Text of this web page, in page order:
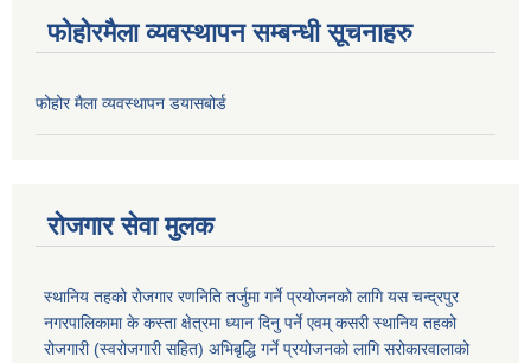
फोहोरमैला व्यवस्थापन सम्बन्धी सूचनाहरु
फोहोर मैला व्यवस्थापन डयासबोर्ड
रोजगार सेवा मुलक
स्थानिय तहको रोजगार रणनिति तर्जुमा गर्ने प्रयोजनको लागि यस चन्द्रपुर
नगरपालिकामा के कस्ता क्षेत्रमा ध्यान दिनु पर्ने एवम् कसरी स्थानिय तहको
रोजगारी (स्वरोजगारी सहित) अभिबृद्धि गर्ने प्रयोजनको लागि सरोकारवालाको